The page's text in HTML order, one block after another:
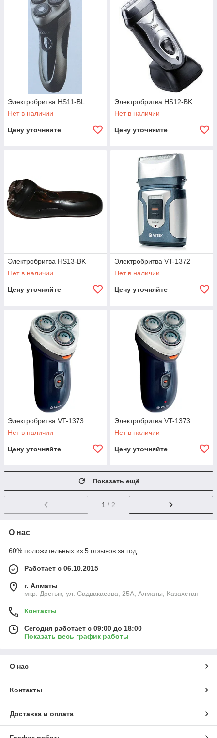
Электробритва HS11-BL
Нет в наличии
Цену уточняйте
Электробритва HS12-BK
Нет в наличии
Цену уточняйте
Электробритва HS13-BK
Нет в наличии
Цену уточняйте
Электробритва VT-1372
Нет в наличии
Цену уточняйте
Электробритва VT-1373
Нет в наличии
Цену уточняйте
Электробритва VT-1373
Нет в наличии
Цену уточняйте
Показать ещё
1 / 2
О нас
60% положительных из 5 отзывов за год
Работает с 06.10.2015
г. Алматы
мкр. Достык, ул. Садвакасова, 25А, Алматы, Казахстан
Контакты
Сегодня работает с 09:00 до 18:00
Показать весь график работы
О нас
Контакты
Доставка и оплата